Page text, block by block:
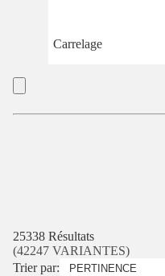
Carrelage
25338 Résultats
(42247 VARIANTES)
Trier par: